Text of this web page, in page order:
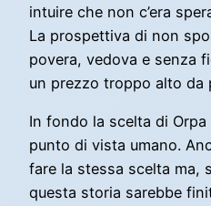
intuire che non c’era
La prospettiva di non
povera, vedova e senza
un prezzo troppo alto da
In fondo la scelta di
punto di vista umano.
fare la stessa scelta ma,
questa storia sarebbe